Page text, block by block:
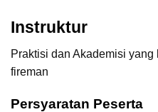
Instruktur
Praktisi dan Akademisi
fireman
Persyaratan Peserta